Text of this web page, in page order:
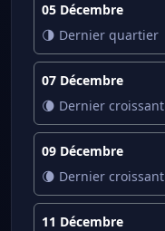
05 Décembre
🌗 Dernier quartier
07 Décembre
🌘 Dernier croissant
09 Décembre
🌘 Dernier croissant
11 Décembre